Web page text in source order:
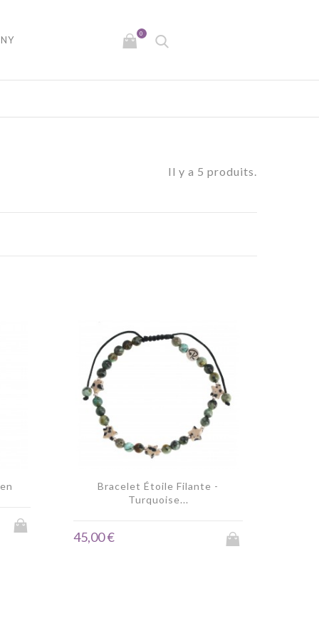
0
Il y a 5 produits.
Bracelet Étoile Filante -
Turquoise...
45,00 €